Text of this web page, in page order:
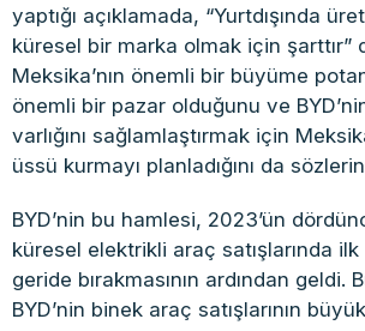
yaptığı açıklamada, “Yurtdışında
küresel bir marka olmak için şarttır”
Meksika’nın önemli bir büyüme
önemli bir pazar olduğunu ve
varlığını sağlamlaştırmak için
üssü kurmayı planladığını da
BYD’nin bu hamlesi, 2023’ün
küresel elektrikli araç satışlarında ilk
geride bırakmasının ardından geldi.
BYD’nin binek araç satışlarının